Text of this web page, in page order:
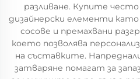
разливане. Купите
дизайнерски елементи
сосове и премахвани
което позволява
на съставките.
затваряне помагат за